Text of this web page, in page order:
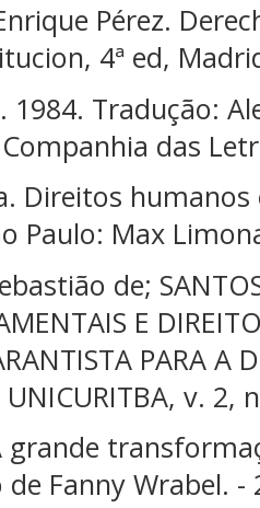
Pérez.
4ª ed,
1984. Tradução:
Companhia das
Direitos
Paulo: Max
de;
E
PARA A
v. 2,
grande
Fanny Wrabel. -